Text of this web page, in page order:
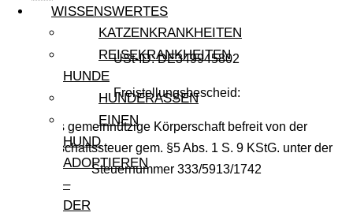
WISSENSWERTES
KATZENKRANKHEITEN
REISEKRANKHEITEN
HUNDE
HUNDERASSEN
EINEN
HUND
ADOPTIEREN
–
DER
USt-ID: DE349945802
Freistellungsbescheid:
Als gemeinnützige Körperschaft befreit von der
Körperschaftssteuer gem. §5 Abs. 1 S. 9 KStG. unter der
Steuernummer 333/5913/1742